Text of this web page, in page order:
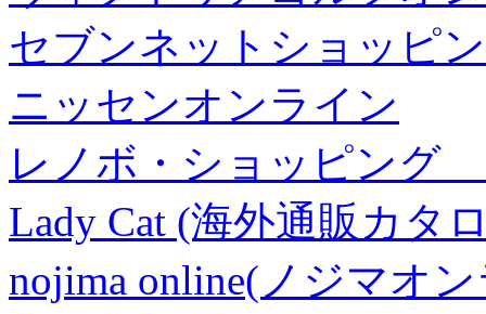
セブンネットショッピ
ニッセンオンライン
レノボ・ショッピング
Lady Cat (海外通販カタ
nojima online(ノジマオ